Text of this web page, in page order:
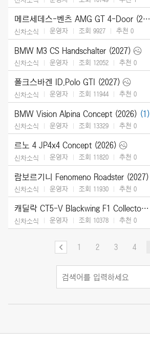
메르세데스-벤츠 AMG GT 4-Door (2027)
신차소식 운영자 조회 9927 추천 0
BMW M3 CS Handschalter (2027)
신차소식 운영자 조회 12052 추천 0
폴크스바겐 ID.Polo GTI (2027)
신차소식 운영자 조회 11944 추천 0
BMW Vision Alpina Concept (2026) (1)
신차소식 운영자 조회 13329 추천 0
르노 4 JP4x4 Concept (2026)
신차소식 운영자 조회 11820 추천 0
람보르기니 Fenomeno Roadster (2027)
신차소식 운영자 조회 11930 추천 0
캐딜락 CT5-V Blackwing F1 Collector Series (2026)
신차소식 운영자 조회 10378 추천 0
1 2 3 4